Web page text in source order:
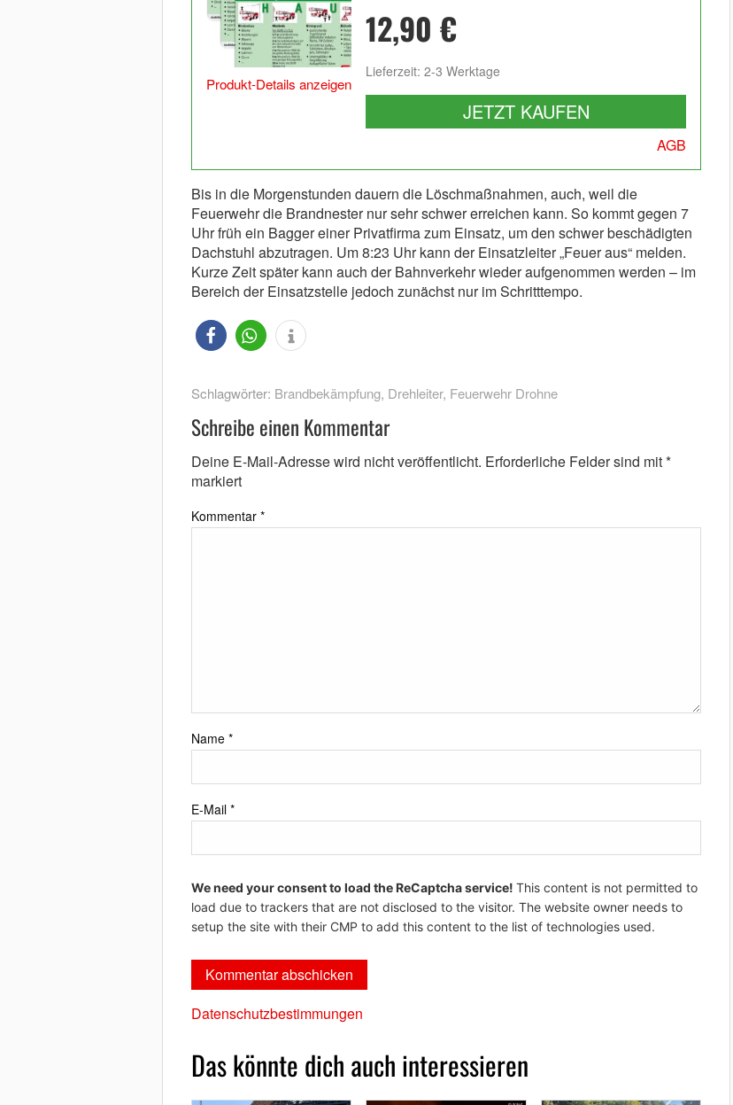
Produkt-Details anzeigen
12,90 €
Lieferzeit: 2-3 Werktage
JETZT KAUFEN
AGB
Bis in die Morgenstunden dauern die Löschmaßnahmen, auch, weil die
Feuerwehr die Brandnester nur sehr schwer erreichen kann. So kommt gegen 7
Uhr früh ein Bagger einer Privatfirma zum Einsatz, um den schwer beschädigten
Dachstuhl abzutragen. Um 8:23 Uhr kann der Einsatzleiter „Feuer aus“ melden.
Kurze Zeit später kann auch der Bahnverkehr wieder aufgenommen werden – im
Bereich der Einsatzstelle jedoch zunächst nur im Schritttempo.
Schlagwörter: Brandbekämpfung, Drehleiter, Feuerwehr Drohne
Schreibe einen Kommentar
Deine E-Mail-Adresse wird nicht veröffentlicht. Erforderliche Felder sind mit*
markiert
Kommentar *
Name *
E-Mail *
We need your consent to load the ReCaptcha service! This content is not permitted to
load due to trackers that are not disclosed to the visitor. The website owner needs to
setup the site with their CMP to add this content to the list of technologies used.
Datenschutzbestimmungen
Das könnte dich auch interessieren